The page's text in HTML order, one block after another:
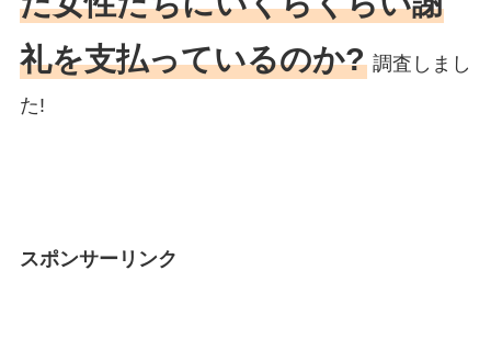
礼を支払っているのか?調査しまし
た!
スポンサーリンク